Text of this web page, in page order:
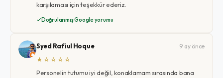
karşılaması için teşekkür ederiz.
Doğrulanmış Google yorumu
Syed Rafiul Hoque
9 ay önce
★☆☆☆☆
Personelin tutumu iyi değil, konaklamam sırasında bana